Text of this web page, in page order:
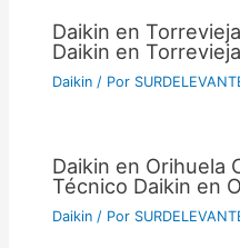
Daikin en
Daikin en Torrevieja
Daikin / Por
Daikin en Orihuela
Técnico Daikin en
Daikin / Por